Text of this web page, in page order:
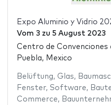
Expo Aluminio y Vidrio
Vom 3zu 5 August 2023
Centro de Convenciones
Puebla, Mexico
Belüftung, Glas,
Fenster, Software,
Commerce,